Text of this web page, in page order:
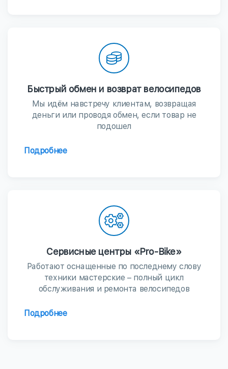
Быстрый обмен и возврат велосипедов
Мы идём навстречу клиентам, возвращая
деньги или проводя обмен, если товар не
подошел
Подробнее
Сервисные центры «Pro-Bike»
Работают оснащенные по последнему слову
техники мастерские – полный цикл
обслуживания и ремонта велосипедов
Подробнее